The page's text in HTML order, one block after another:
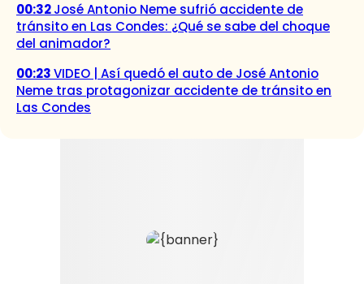
00:32José Antonio Neme sufrió accidente de
tránsito en Las Condes: ¿Qué se sabe del choque
del animador?
00:23VIDEO | Así quedó el auto de José Antonio
Neme tras protagonizar accidente de tránsito en
Las Condes